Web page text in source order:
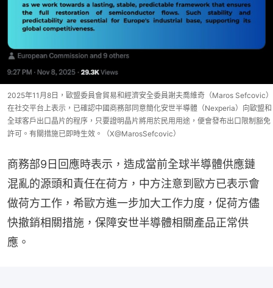
2025年11月8日，歐盟委員會貿易和經濟安全委員謝夫喬維奇（Maros Sefcovic）
在社交平台上表示，已確認中國商務部同意簡化安世半導體（Nexperia）向歐盟和
全球客戶出口晶片的程序，只要證明晶片將用於民用用途，便會發布出口限制豁免
許可。有關措施已即時生效。（X@MarosSefcovic）
商務部9日回應時表示，造成當前全球半導體供應鏈
混亂的源頭和責任在荷方，中方注意到歐方已表示會
做荷方工作，希歐方進一步加大工作力度，促荷方儘
快撤銷相關措施，保障安世半導體相關產品正常供
應。